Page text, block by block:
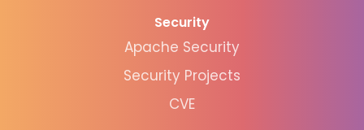
Security
Apache Security
Security Projects
CVE